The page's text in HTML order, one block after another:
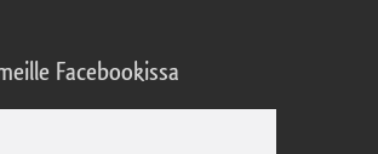
Facebookissa